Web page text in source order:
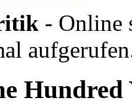
- Online
Hundred